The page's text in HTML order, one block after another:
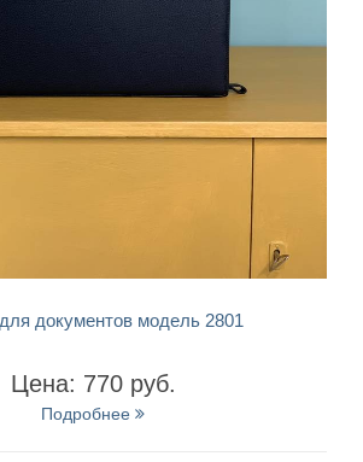
документов модель 2801
Цена: 770 руб.
Подробнее